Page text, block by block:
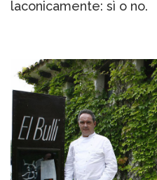
laconicamente: sì o no.